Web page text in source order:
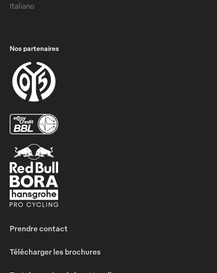
Italiano
Nos partenaires
Prendre contact
Télécharger les brochures